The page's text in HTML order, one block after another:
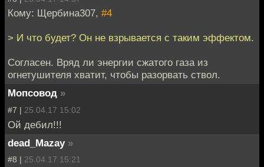
Кому: Щербина307, #4
> И что будет? Он не взрывается с таким эффектом.
Согласен. Вряд ли энергии сжатого газа из
огнетушителя хватит, чтобы разорвать ствол.
Мопсовод »
#7 | 25.04.17 15:02
Ой дебил!!!
dead_Mazay »
#8 | 25.04.17 15:21